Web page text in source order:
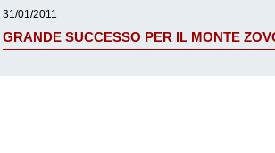
31/01/2011
GRANDE SUCCESSO PER IL MONTE